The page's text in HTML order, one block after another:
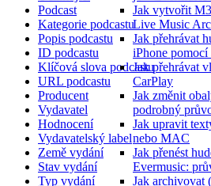
Jak vytvořit
Live Music
Jak přehrávat
iPhone
Jak přehrávat
CarPlay
Jak změnit
podrobný
Jak upravit
nebo MAC
Jak přenést
Evermusic:
Jak archivovat
Podcast
Kategorie podcastu
Popis podcastu
ID podcastu
Klíčová slova podcastu
URL podcastu
Producent
Vydavatel
Hodnocení
Vydavatelský label
Země vydání
Stav vydání
Typ vydání